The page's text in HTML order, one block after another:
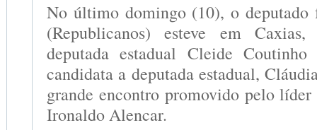
No último domingo (10), o
(Republicanos) esteve em Caxias,
deputada estadual Cleide
candidata a deputada estadual,
grande encontro promovido pelo
Ironaldo Alencar.